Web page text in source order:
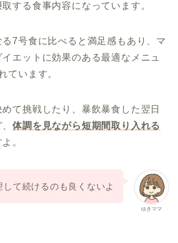
する食事内容になっています。
7号食に比べると満足感もあり、マ
エットに効果のある最適なメニュ
ています。
て挑戦したり、暴飲暴食した翌日
、体調を見ながら短期間取り入れる
。
ゆきママ
して続けるのも良くないよ